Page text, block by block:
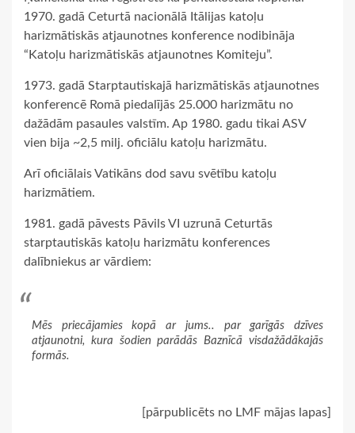
1970. gadā Ceturtā nacionālā Itālijas katoļu
harizmātiskās atjaunotnes konference nodibināja
“Katoļu harizmātiskās atjaunotnes Komiteju”.
1973. gadā Starptautiskajā harizmātiskās atjaunotnes
konferencē Romā piedalījās 25.000 harizmātu no
dažādām pasaules valstīm. Ap 1980. gadu tikai ASV
vien bija ~2,5 milj. oficiālu katoļu harizmātu.
Arī oficiālais Vatikāns dod savu svētību katoļu
harizmātiem.
1981. gadā pāvests Pāvils VI uzrunā Ceturtās
starptautiskās katoļu harizmātu konferences
dalībniekus ar vārdiem:
Mēs priecājamies kopā ar jums.. par garīgās dzīves
atjaunotni, kura šodien parādās Baznīcā visdažādākajās
formās.
[pārpublicēts no LMF mājas lapas]